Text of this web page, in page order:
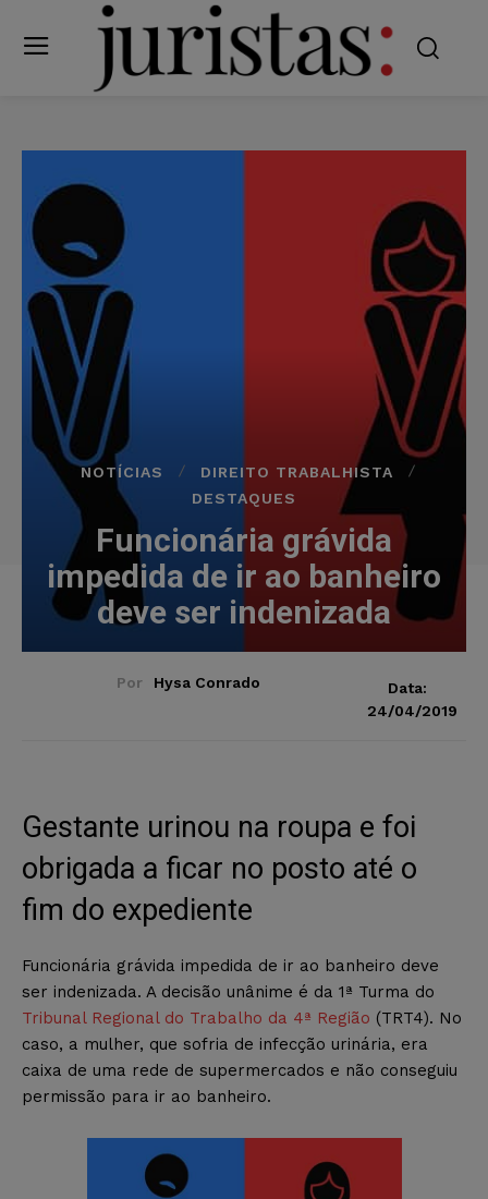
NOTÍCIAS
DIREITO TRABALHISTA
DESTAQUES
Funcionária grávida
impedida de ir ao banheiro
deve ser indenizada
Por Hysa Conrado
Data:
24/04/2019
Gestante urinou na roupa e foi
obrigada a ficar no posto até o
fim do expediente
Funcionária grávida impedida de ir ao banheiro deve
ser indenizada. A decisão unânime é da 1ª Turma do
Tribunal Regional do Trabalho da 4ª Região (TRT4). No
caso, a mulher, que sofria de infecção urinária, era
caixa de uma rede de supermercados e não conseguiu
permissão para ir ao banheiro.